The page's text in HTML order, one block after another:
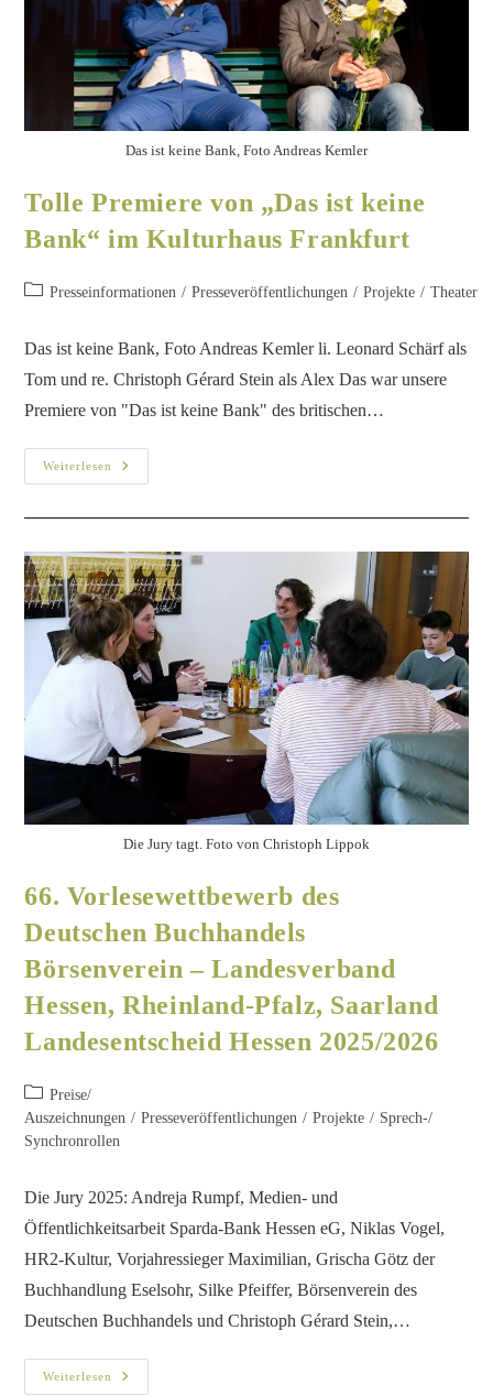
Das ist keine Bank, Foto Andreas Kemler
Tolle Premiere von „Das ist keine
Bank“ im Kulturhaus Frankfurt
Presseinformationen / Presseveröffentlichungen / Projekte / Theater
Das ist keine Bank, Foto Andreas Kemler li. Leonard Schärf als
Tom und re. Christoph Gérard Stein als Alex Das war unsere
Premiere von "Das ist keine Bank" des britischen…
Weiterlesen
Die Jury tagt. Foto von Christoph Lippok
66. Vorlesewettbewerb des
Deutschen Buchhandels
Börsenverein – Landesverband
Hessen, Rheinland-Pfalz, Saarland
Landesentscheid Hessen 2025/2026
Preise/
Auszeichnungen / Presseveröffentlichungen / Projekte / Sprech-/
Synchronrollen
Die Jury 2025: Andreja Rumpf, Medien- und
Öffentlichkeitsarbeit Sparda-Bank Hessen eG, Niklas Vogel,
HR2-Kultur, Vorjahressieger Maximilian, Grischa Götz der
Buchhandlung Eselsohr, Silke Pfeiffer, Börsenverein des
Deutschen Buchhandels und Christoph Gérard Stein,…
Weiterlesen